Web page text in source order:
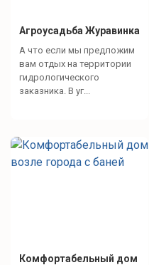
Агроусадьба Журавинка
А что если мы предложим
вам отдых на территории
гидрологического
заказника. В уг...
Комфортабельный дом